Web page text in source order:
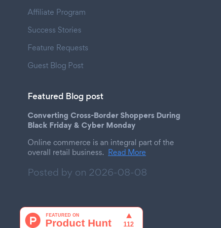
Affiliate Program
Success Stories
Feature Requests
Guest Blog Post
Featured Blog post
Converting Cross-Border Shoppers During
Black Friday & Cyber Monday
Online commerce is an integral part of the
overall retail business. Read More
Posted by on 2026-08-08